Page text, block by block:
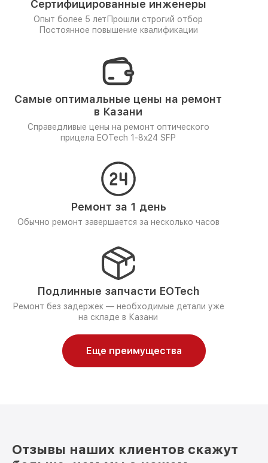
Сертифицированные инженеры
Опыт более 5 лет Прошли строгий отбор
Постоянное повышение квалификации
Самые оптимальные цены на ремонт
в Казани
Справедливые цены на ремонт оптического
прицела EOTech 1-8x24 SFP
Ремонт за 1 день
Обычно ремонт завершается за несколько часов
Подлинные запчасти EOTech
Ремонт без задержек — необходимые детали уже
на складе в Казани
Еще преимущества
Отзывы наших клиентов скажут